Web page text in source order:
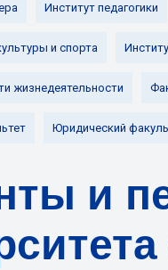
Институт педагогики
и спорта
жизнедеятельности
Юридический
и